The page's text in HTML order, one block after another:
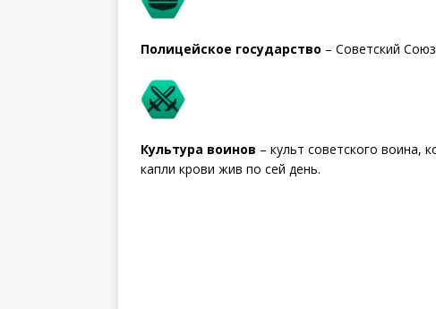
Полицейское государство – Советский
Культура воинов – культ советского воина,
капли крови жив по сей день.